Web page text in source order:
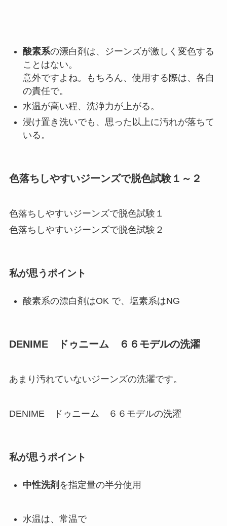
酸素系の漂白剤は、ジーンズが激しく変色する
ことはない。
意外ですよね。もちろん、使用する際は、各自
の責任で。
水温が高い程、洗浄力が上がる。
浸け置き洗いでも、思った以上に汚れが落ちて
いる。
色落ちしやすいジーンズで脱色試験１～２
色落ちしやすいジーンズで脱色試験１
色落ちしやすいジーンズで脱色試験２
私が思うポイント
酸素系の漂白剤はOK で、塩素系はNG
DENIME ドゥニーム ６６モデルの洗濯
あまり汚れていないジーンズの洗濯です。
DENIME ドゥニーム ６６モデルの洗濯
私が思うポイント
中性洗剤 を指定量の半分使用
水温は、常温で